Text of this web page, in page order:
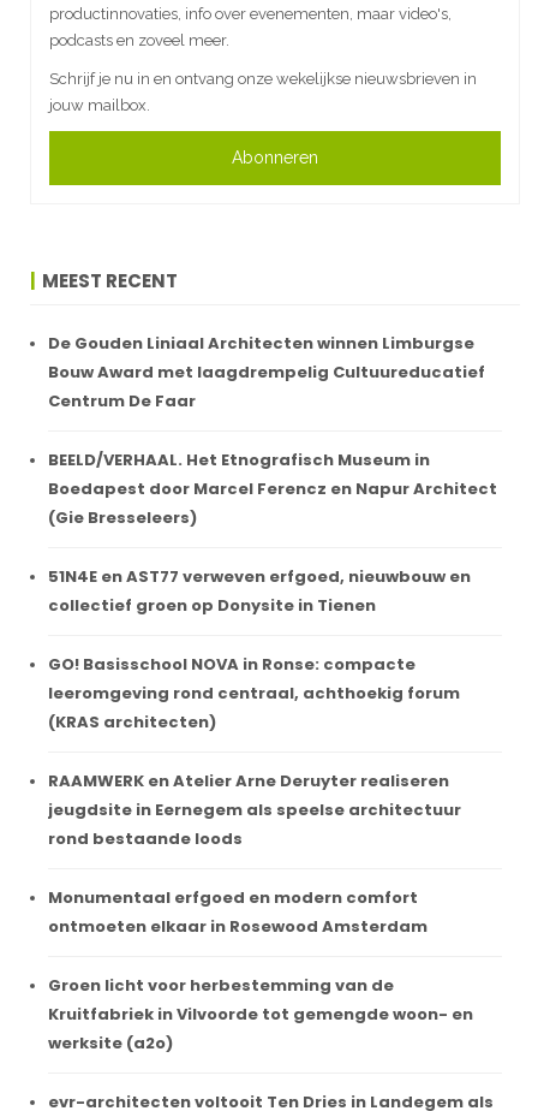
productinnovaties, info over evenementen, maar video's,
podcasts en zoveel meer.
Schrijf je nu in en ontvang onze wekelijkse nieuwsbrieven in
jouw mailbox.
Abonneren
MEEST RECENT
De Gouden Liniaal Architecten winnen Limburgse
Bouw Award met laagdrempelig Cultuureducatief
Centrum De Faar
BEELD/VERHAAL. Het Etnografisch Museum in
Boedapest door Marcel Ferencz en Napur Architect
(Gie Bresseleers)
51N4E en AST77 verweven erfgoed, nieuwbouw en
collectief groen op Donysite in Tienen
GO! Basisschool NOVA in Ronse: compacte
leeromgeving rond centraal, achthoekig forum
(KRAS architecten)
RAAMWERK en Atelier Arne Deruyter realiseren
jeugdsite in Eernegem als speelse architectuur
rond bestaande loods
Monumentaal erfgoed en modern comfort
ontmoeten elkaar in Rosewood Amsterdam
Groen licht voor herbestemming van de
Kruitfabriek in Vilvoorde tot gemengde woon- en
werksite (a2o)
evr-architecten voltooit Ten Dries in Landegem als